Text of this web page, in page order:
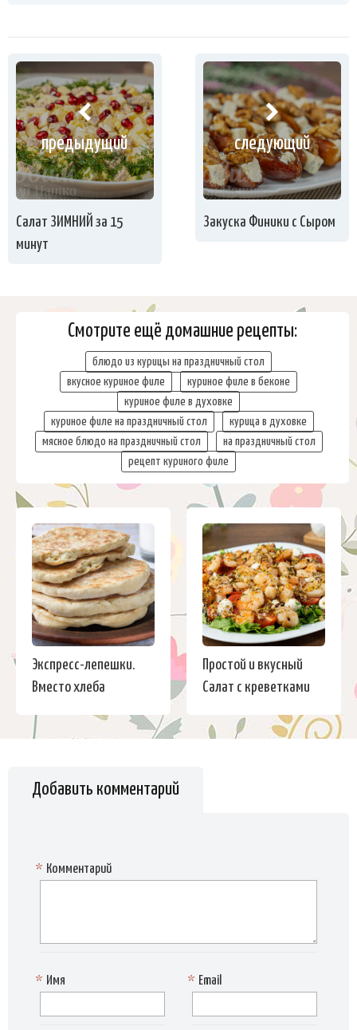
предыдущий
Салат ЗИМНИЙ за 15
минут
следующий
Закуска Финики с Сыром
Смотрите ещё домашние рецепты:
блюдо из курицы на праздничный стол
вкусное куриное филе
куриное филе в беконе
куриное филе в духовке
куриное филе на праздничный стол
курица в духовке
мясное блюдо на праздничный стол
на праздничный стол
рецепт куриного филе
Экспресс-лепешки.
Вместо хлеба
Простой и вкусный
Салат с креветками
Добавить комментарий
Комментарий
*
Имя
* Email
*